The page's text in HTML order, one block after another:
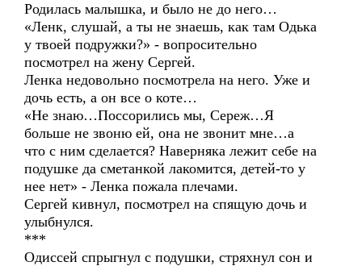
Родилась малышка, и было не до него…
«Ленк, слушай, а ты не знаешь, как там Одька
у твоей подружки?» - вопросительно
посмотрел на жену Сергей.
Ленка недовольно посмотрела на него. Уже и
дочь есть, а он все о коте…
«Не знаю…Поссорились мы, Сереж…Я
больше не звоню ей, она не звонит мне…а
что с ним сделается? Наверняка лежит себе на
подушке да сметанкой лакомится, детей-то у
нее нет» - Ленка пожала плечами.
Сергей кивнул, посмотрел на спящую дочь и
улыбнулся.
***
Одиссей спрыгнул с подушки, стряхнул сон и